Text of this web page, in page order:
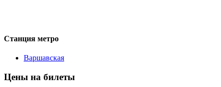
Станция метро
Варшавская
Цены на билеты